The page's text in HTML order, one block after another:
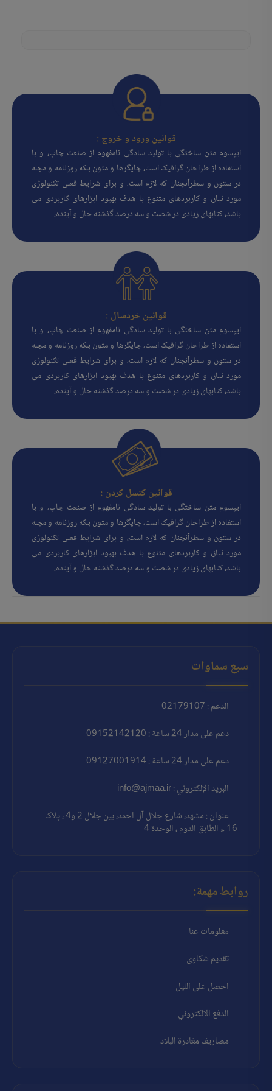
قوانین ورود و خروج :
ایپسوم متن ساختگی با تولید سادگی نامفهوم از صنعت چاپ، و با
استفاده از طراحان گرافیک است، چاپگرها و متون بلکه روزنامه و مجله
در ستون و سطرآنچنان که لازم است، و برای شرایط فعلی تکنولوژی
مورد نیاز، و کاربردهای متنوع با هدف بهبود ابزارهای کاربردی می
باشد، کتابهای زیادی در شصت و سه درصد گذشته حال و آینده،
قوانین خردسال :
ایپسوم متن ساختگی با تولید سادگی نامفهوم از صنعت چاپ، و با
استفاده از طراحان گرافیک است، چاپگرها و متون بلکه روزنامه و مجله
در ستون و سطرآنچنان که لازم است، و برای شرایط فعلی تکنولوژی
مورد نیاز، و کاربردهای متنوع با هدف بهبود ابزارهای کاربردی می
باشد، کتابهای زیادی در شصت و سه درصد گذشته حال و آینده،
قوانین کنسل کردن :
ایپسوم متن ساختگی با تولید سادگی نامفهوم از صنعت چاپ، و با
استفاده از طراحان گرافیک است، چاپگرها و متون بلکه روزنامه و مجله
در ستون و سطرآنچنان که لازم است، و برای شرایط فعلی تکنولوژی
مورد نیاز، و کاربردهای متنوع با هدف بهبود ابزارهای کاربردی می
باشد، کتابهای زیادی در شصت و سه درصد گذشته حال و آینده،
سبع سماوات
الدعم : 02179107
دعم على مدار 24 ساعة : 09152142120
دعم على مدار 24 ساعة : 09127001914
البريد الإلكتروني : info@ajmaa.ir
عنوان : مشهد، شارع جلال آل احمد، بين جلال 2 و4 ، پلاک
16 ء الطابق الدوم ، الوحدة 4
روابط مهمة:
معلومات عنا
تقديم شكاوى
احصل على الليل
الدفع الالكتروني
مصاريف مغادرة البلاد